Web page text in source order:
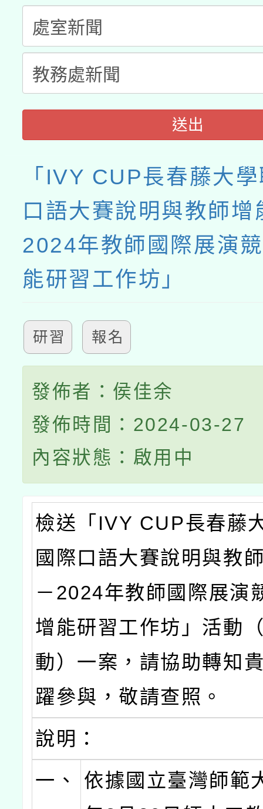
接種之民眾」措施，延
月28日止
送出
「IVY CUP長春藤大
口語大賽說明與教師增
2024年教師國際展演
能研習工作坊」
研習 報名
發佈者：侯佳余
發佈時間：2024-03-27
內容狀態：啟用中
檢送「IVY CUP長春藤
國際口語大賽說明與教
－2024年教師國際展演
增能研習工作坊」活動
動）一案，請協助轉知
躍參與，敬請查照。
說明：
一、
依據國立臺灣師範